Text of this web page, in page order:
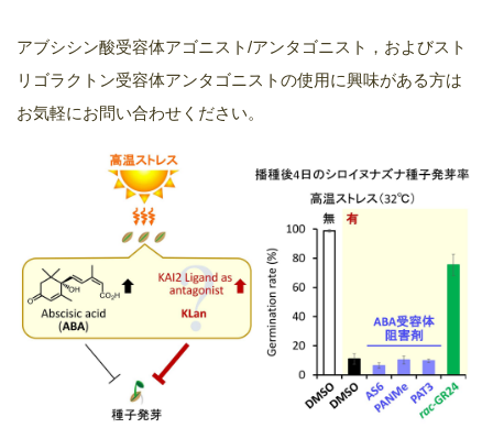
アブシシン酸受容体アゴニスト/アンタゴニスト，およびスト
リゴラクトン受容体アンタゴニストの使用に興味がある方は
お気軽にお問い合わせください。